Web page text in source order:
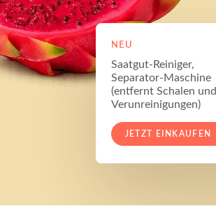
NEU
Saatgut-Reiniger,
Separator-Maschine
(entfernt Schalen und
Verunreinigungen)
JETZT EINKAUFEN